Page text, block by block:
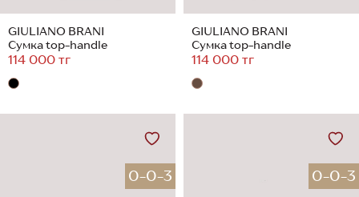
GIULIANO BRANI
Сумка top-handle
114 000 тг
GIULIANO BRANI
Сумка top-handle
114 000 тг
0-0-3 0-0-3